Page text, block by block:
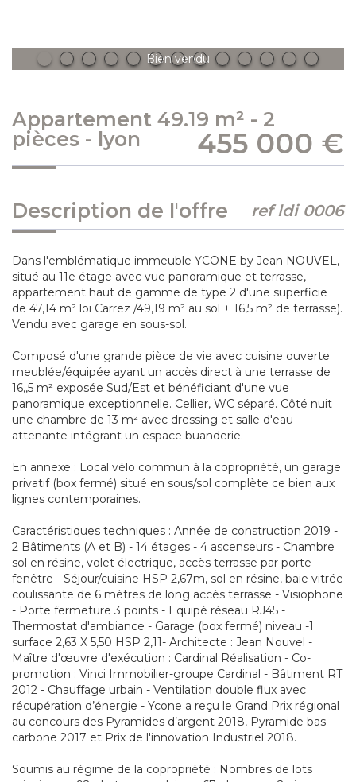
Bien vendu
appartement 49.19 m² - 2
pièces - lyon
455 000 €
description de l'offre ref ldi 0006
Dans l'emblématique immeuble YCONE by Jean NOUVEL,
situé au 11e étage avec vue panoramique et terrasse,
appartement haut de gamme de type 2 d'une superficie
de 47,14 m² loi Carrez /49,19 m² au sol + 16,5 m² de terrasse).
Vendu avec garage en sous-sol.
Composé d'une grande pièce de vie avec cuisine ouverte
meublée/équipée ayant un accès direct à une terrasse de
16,,5 m² exposée Sud/Est et bénéficiant d'une vue
panoramique exceptionnelle. Cellier, WC séparé. Côté nuit
une chambre de 13 m² avec dressing et salle d'eau
attenante intégrant un espace buanderie.
En annexe : Local vélo commun à la copropriété, un garage
privatif (box fermé) situé en sous/sol complète ce bien aux
lignes contemporaines.
Caractéristiques techniques : Année de construction 2019 -
2 Bâtiments (A et B) - 14 étages - 4 ascenseurs - Chambre
sol en résine, volet électrique, accès terrasse par porte
fenêtre - Séjour/cuisine HSP 2,67m, sol en résine, baie vitrée
coulissante de 6 mètres de long accès terrasse - Visiophone
- Porte fermeture 3 points - Equipé réseau RJ45 -
Thermostat d'ambiance - Garage (box fermé) niveau -1
surface 2,63 X 5,50 HSP 2,11- Architecte : Jean Nouvel -
Maître d'œuvre d'exécution : Cardinal Réalisation - Co-
promotion : Vinci Immobilier-groupe Cardinal - Bâtiment RT
2012 - Chauffage urbain - Ventilation double flux avec
récupération d’énergie - Ycone a reçu le Grand Prix régional
au concours des Pyramides d’argent 2018, Pyramide bas
carbone 2017 et Prix de l'innovation Industriel 2018.
Soumis au régime de la copropriété : Nombres de lots